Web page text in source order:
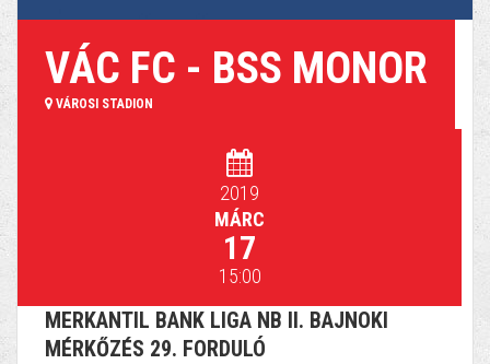
VÁC FC - BSS MONOR
VÁROSI STADION
2019
MÁRC
17
15:00
MERKANTIL BANK LIGA NB II. BAJNOKI
MÉRKŐZÉS 29. FORDULÓ
MÉDIA